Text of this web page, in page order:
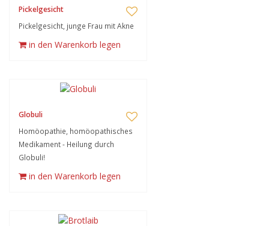
Pickelgesicht
Pickelgesicht, junge Frau mit Akne
in den Warenkorb legen
Globuli
Homöopathie, homöopathisches
Medikament - Heilung durch
Globuli!
in den Warenkorb legen